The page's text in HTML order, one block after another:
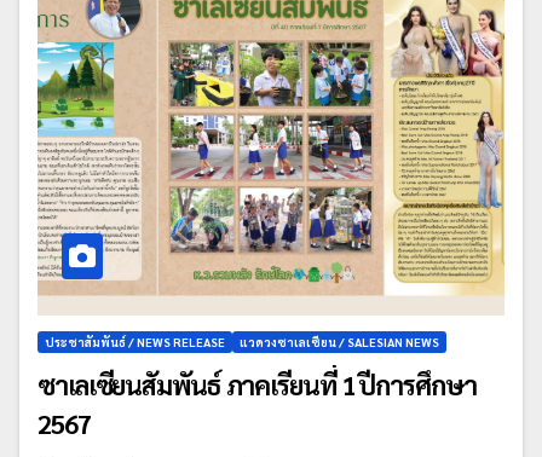
ประชาสัมพันธ์ / NEWS RELEASE แวดวงซาเลเซียน / SALESIAN NEWS
ซาเลเซียนสัมพันธ์ ภาคเรียนที่ 1 ปีการศึกษา
2567